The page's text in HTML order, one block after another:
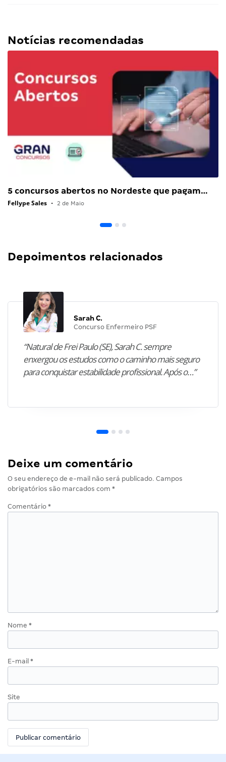
Notícias recomendadas
5 concursos abertos no Nordeste que pagam…
Fellype Sales • 2 de Maio
Depoimentos relacionados
Sarah C.
Concurso Enfermeiro PSF
“Natural de Frei Paulo (SE), Sarah C. sempre
enxergou os estudos como o caminho mais seguro
para conquistar estabilidade profissional. Após o…”
Deixe um comentário
O seu endereço de e-mail não será publicado. Campos
obrigatórios são marcados com *
Comentário *
Nome *
E-mail *
Site